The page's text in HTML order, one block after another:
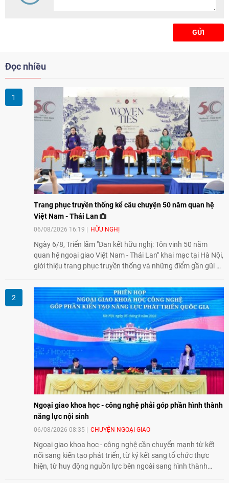
Nam ra thế giới và thúc đẩy hội
GỬI
Đọc nhiều
Trang phục truyền thống kể câu chuyện 50 năm quan hệ
Việt Nam - Thái Lan
06/08/2026 16:19 HỮU NGHỊ
Ngày 6/8, Triển lãm "Đan kết hữu nghị: Tôn vinh 50 năm
quan hệ ngoại giao Việt Nam - Thái Lan" khai mạc tại Hà Nội,
giới thiệu trang phục truyền thống và những điểm gần gũi về
giao lưu nhân dân trong chặng đường nửa thế kỷ quan hệ
song phương.
Ngoại giao khoa học - công nghệ phải góp phần hình thành
năng lực nội sinh
06/08/2026 08:35 CHUYỆN NGOẠI GIAO
Ngoại giao khoa học - công nghệ cần chuyển mạnh từ kết
nối sang kiến tạo phát triển, từ ký kết sang tổ chức thực
hiện, từ huy động nguồn lực bên ngoài sang hình thành